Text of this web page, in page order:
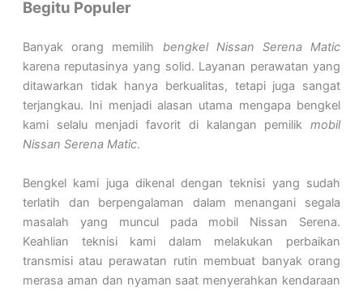
Begitu Populer
Banyak orang memilih bengkel Nissan Serena Matic
karena reputasinya yang solid. Layanan perawatan yang
ditawarkan tidak hanya berkualitas, tetapi juga sangat
terjangkau. Ini menjadi alasan utama mengapa bengkel
kami selalu menjadi favorit di kalangan pemilikmobil
Nissan Serena Matic.
Bengkel kami juga dikenal dengan teknisi yang sudah
terlatih dan berpengalaman dalam menangani segala
masalah yang muncul pada mobil Nissan Serena.
Keahlian teknisi kami dalam melakukan perbaikan
transmisi atau perawatan rutin membuat banyak orang
merasa aman dan nyaman saat menyerahkan kendaraan